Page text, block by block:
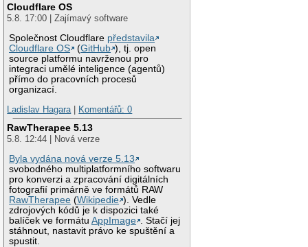
Cloudflare OS
5.8. 17:00 | Zajímavý software
Společnost Cloudflare představila
Cloudflare OS
(GitHub ), tj. open
source platformu navrženou pro
integraci umělé inteligence (agentů)
přímo do pracovních procesů
organizací.
Ladislav Hagara| Komentářů: 0
RawTherapee 5.13
5.8. 12:44 | Nová verze
Byla vydána nová verze 5.13
svobodného multiplatformního softwaru
pro konverzi a zpracování digitálních
fotografií primárně ve formátů RAW
RawTherapee (Wikipedie ). Vedle
zdrojových kódů je k dispozici také
balíček ve formátuAppImage
. Stačí jej
stáhnout, nastavit právo ke spuštění a
spustit.